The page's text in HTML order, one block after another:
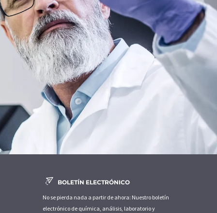
BOLETÍN ELECTRÓNICO
No se pierda nada a partir de ahora: Nuestro boletín
electrónico de química, análisis, laboratorio y